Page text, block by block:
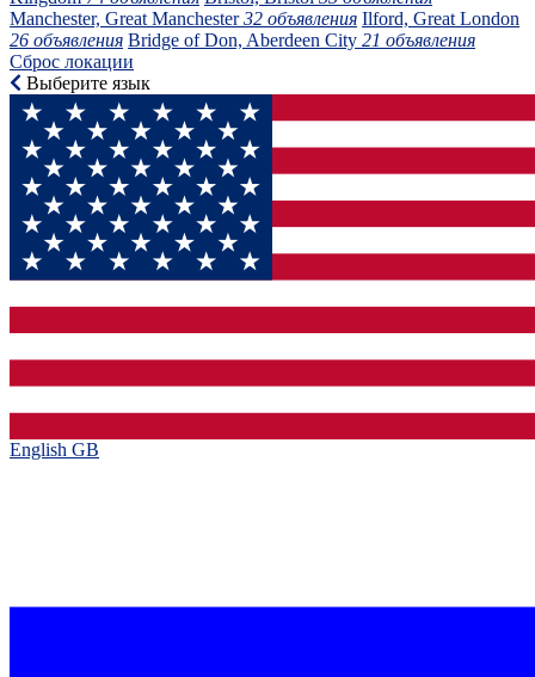
Manchester, Great Manchester32 объявления Ilford, Great London
26 объявления Bridge of Don, Aberdeen City 21 объявления
Сброс локации
Выберите язык
English GB‎